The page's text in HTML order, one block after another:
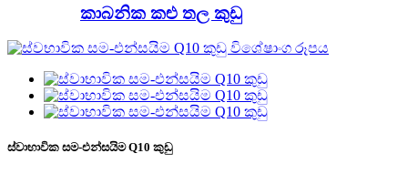
කාබනික කළු තල කුඩු
ස්වාභාවික සම-එන්සයිම Q10 කුඩු